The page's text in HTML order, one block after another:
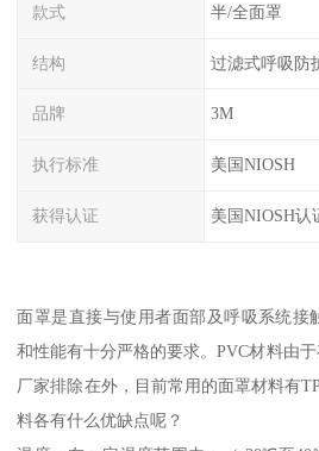
款式 半/全面罩
结构 过滤式呼吸防
品牌 3M
执行标准 美国NIOSH
获得认证 美国NIOSH认
面罩是直接与使用者面部及呼吸系统接
和性能有十分严格的要求。PVC材料由
厂家排除在外，目前常用的面罩材料有
料各有什么优缺点呢？